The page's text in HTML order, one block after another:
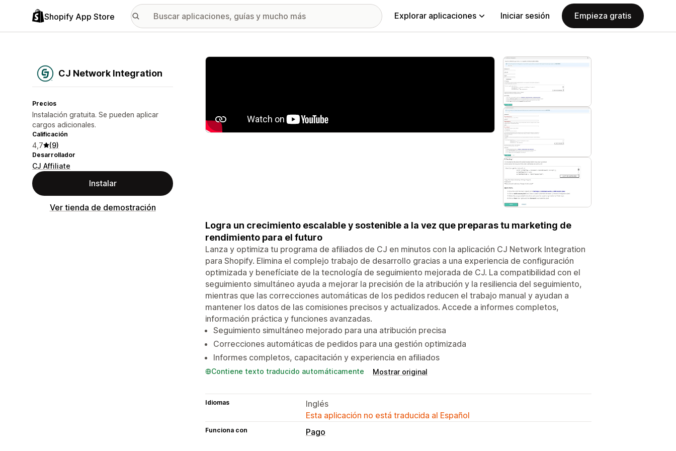
Shopify App Store Explorar aplicaciones Iniciar sesión Empieza gratis
CJ Network Integration
Precios
Instalación gratuita. Se pueden aplicar
cargos adicionales.
Calificación
4,7 (9)
Desarrollador
CJ Affiliate
Instalar
Ver tienda de demostración
Galería de imágenes destacadas
Logra un crecimiento escalable y sostenible a la vez que preparas tu marketing de
rendimiento para el futuro
Lanza y optimiza tu programa de afiliados de CJ en minutos con la aplicación CJ Network Integration
para Shopify. Elimina el complejo trabajo de desarrollo gracias a una experiencia de configuración
optimizada y benefíciate de la tecnología de seguimiento mejorada de CJ. La compatibilidad con el
seguimiento simultáneo ayuda a mejorar la precisión de la atribución y la resiliencia del seguimiento,
mientras que las correcciones automáticas de los pedidos reducen el trabajo manual y ayudan a
mantener los datos de las comisiones precisos y actualizados. Accede a informes completos,
información práctica y funciones avanzadas.
Seguimiento simultáneo mejorado para una atribución precisa
Correcciones automáticas de pedidos para una gestión optimizada
Informes completos, capacitación y experiencia en afiliados
Contiene texto traducido automáticamente Mostrar original
Idiomas
Inglés
Esta aplicación no está traducida al Español
Funciona con Pago